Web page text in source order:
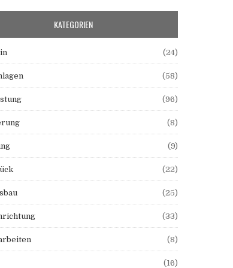
KATEGORIEN
(24)
(58)
(96)
(8)
(9)
(22)
(25)
(33)
(8)
(16)